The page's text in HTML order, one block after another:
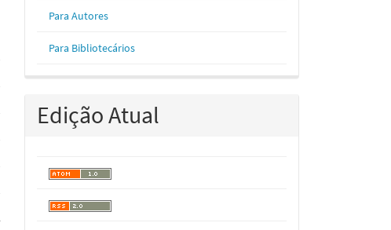
Para Autores
Para Bibliotecários
Edição Atual